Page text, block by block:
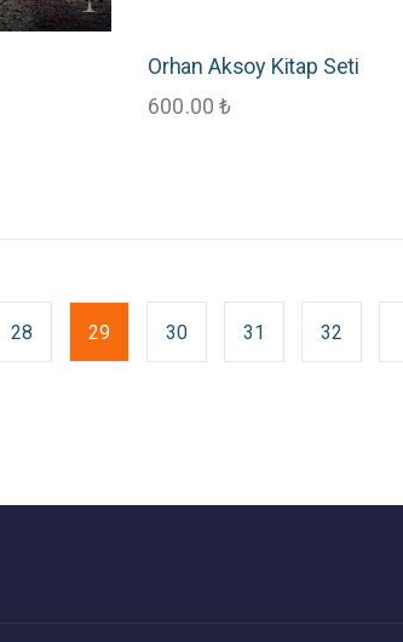
Orhan Aksoy Kitap Seti
600.00₺
28 29 30 31 32